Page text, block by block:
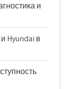
и
Hyundai в